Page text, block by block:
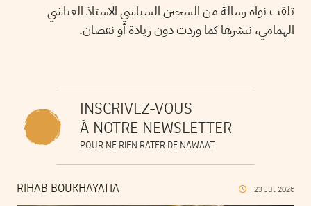
تلقت نواة رسالة من السجين السياسي الاستاذ العياشي
الهمامي، ننشرها كما وردت دون زيادة أو نقصان.
INSCRIVEZ-VOUS
À NOTRE NEWSLETTER
POUR NE RIEN RATER DE NAWAAT
RIHAB BOUKHAYATIA 23 Jul 2026